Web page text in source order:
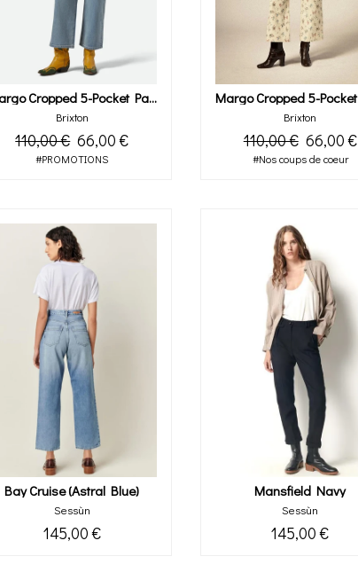
Margo Cropped 5-Pocket Pant (ligth Denim)
Brixton
110,00 € 66,00 €
#PROMOTIONS
Brixton
110,00 € 66,00 €
#Nos coups de coeur
Bay Cruise (astral Blue)
Sessùn
145,00 €
Mansfield Navy
Sessùn
145,00 €